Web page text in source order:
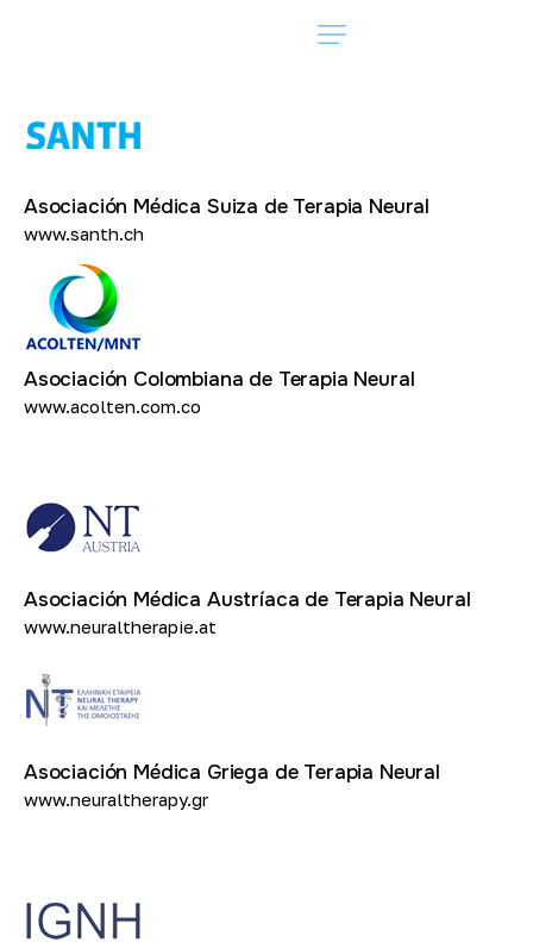
Asociación Médica Suiza de Terapia Neural
www.santh.ch
Asociación Colombiana de Terapia Neural
www.acolten.com.co
Asociación Médica Austríaca de Terapia Neural
www.neuraltherapie.at
Asociación Médica Griega de Terapia Neural
www.neuraltherapy.gr